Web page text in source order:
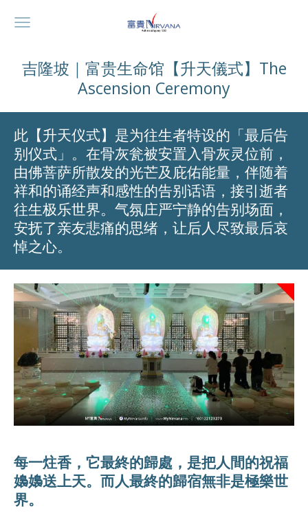
吉隆坡｜富贵生命馆【升天儀式】The
Ascension Ceremony
此【升天仪式】是为往生者特设的「最后告
别仪式」。在骨灰瓮被安置入骨灰灵位前，
由佛菩萨所散发的光芒及庇佑能量，伴随着
祥和的诵经声和感性的告别话语，接引逝者
往生极乐世界。气氛庄严宁静的告别场面，
安抚了亲友悲痛的思绪，让后人尽致最后哀
悼之心。
每一炷香，它最終的歸處，是把人間的祝福
嬝嬝送上天。 而人最終的歸宿無非是極樂世
界。